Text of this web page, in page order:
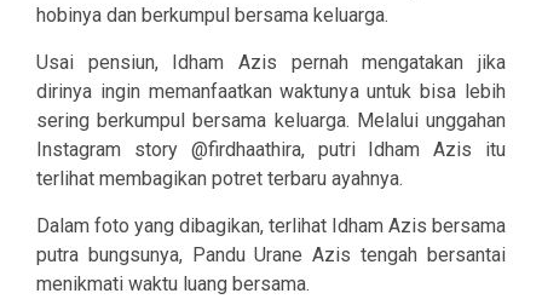
hobinya dan berkumpul bersama keluarga.
Usai pensiun, Idham Azis pernah mengatakan jika
dirinya ingin memanfaatkan waktunya untuk bisa lebih
sering berkumpul bersama keluarga. Melalui unggahan
Instagram story @firdhaathira, putri Idham Azis itu
terlihat membagikan potret terbaru ayahnya.
Dalam foto yang dibagikan, terlihat Idham Azis bersama
putra bungsunya, Pandu Urane Azis tengah bersantai
menikmati waktu luang bersama.